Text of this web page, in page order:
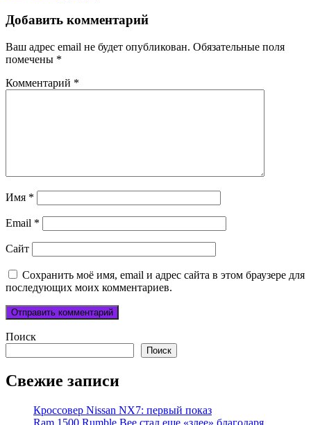
Добавить комментарий
Ваш адрес email не будет опубликован. Обязательные поля
помечены *
Комментарий *
Имя *
Email *
Сайт
Сохранить моё имя, email и адрес сайта в этом браузере для
последующих моих комментариев.
Поиск
Поиск
Свежие записи
Кроссовер Nissan NX7: первый показ
Ram 1500 Rumble Bee стал еще «злее» благодаря